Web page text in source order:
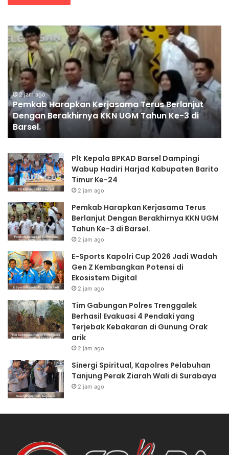
E-
Sports
Kapolri
Cup
2026
Jadi
Wadah
Gen
Z
Kembangkan
Potensi
Ekosistem
Digital
2 jam ago
E-Sports Kapolri Cup 2026 Jadi Wadah Gen Z
Kembangkan Potensi di Ekosistem Digital
4
Plt Kepala BPKAD Barsel Dampingi
Wabup Hadiri Harjad Kabupaten Barito
Timur Ke-24
2 jam ago
Pemkab Harapkan Kerjasama Terus
Berlanjut Dengan Berakhirnya KKN UGM
Tahun Ke-3 di Barsel.
2 jam ago
E-Sports Kapolri Cup 2026 Jadi Wadah
Gen Z Kembangkan Potensi di
Ekosistem Digital
2 jam ago
Tim Gabungan Polres Trenggalek
Berhasil Evakuasi 4 Pendaki yang
Terjebak Kebakaran di Gunung Orak
arik
2 jam ago
Sinergi Spiritual, Kapolres Pelabuhan
Tanjung Perak Ziarah Wali di Surabaya
2 jam ago